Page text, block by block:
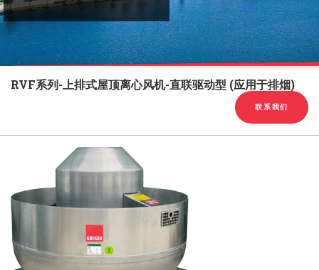
联系我们
English | Chinese
RVF系列-上排式屋顶离心风机-直联驱动型 (应用于排烟)
联系我们